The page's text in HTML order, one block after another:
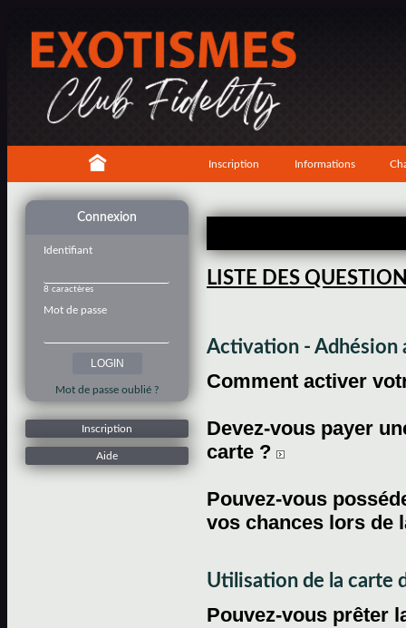
Inscription Informations
Connexion
Identifiant
8 caractères
Mot de passe
Mot de passe oublié ?
Inscription
Aide
LISTE DES
Activation - Adhésion
Comment activer
Devez-vous payer
carte ?
Pouvez-vous
vos chances lors de
Utilisation de la carte
Pouvez-vous prêter